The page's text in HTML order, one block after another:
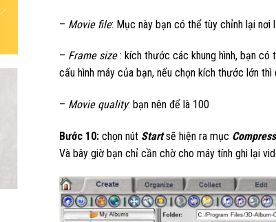
– Movie file: Mục này bạn có thể tùy chỉnh lại
– Frame size: kích thước các khung hình, bạn có
cấu hình máy của bạn, nếu chọn kích thước lớn thì
– Movie quality: bạn nên để là 100
Bước 10:chọn nútStartsẽ hiện ra mục
Và bây giờ bạn chỉ cần chờ cho máy tính ghi lại